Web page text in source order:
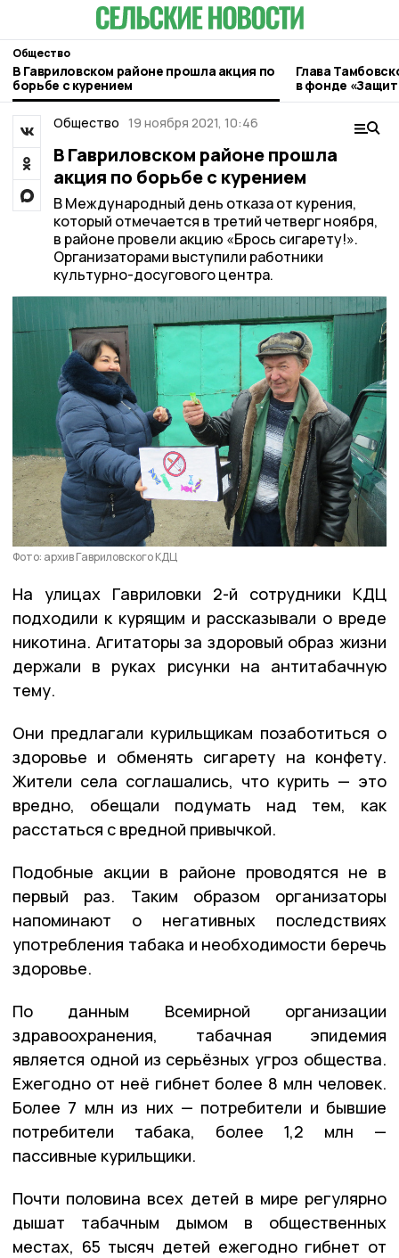
Общество
В Гавриловском районе прошла акция по
борьбе с курением
Глава
в фонде
Общество 19 ноября 2021, 10:46
В Гавриловском районе прошла
акция по борьбе с курением
В Международный день отказа от курения,
который отмечается в третий четверг ноября,
в районе провели акцию «Брось сигарету!».
Организаторами выступили работники
культурно-досугового центра.
Фото: архив Гавриловского КДЦ
На улицах Гавриловки 2-й сотрудники КДЦ
подходили к курящим и рассказывали о вреде
никотина. Агитаторы за здоровый образ жизни
держали в руках рисунки на антитабачную
тему.
Они предлагали курильщикам позаботиться о
здоровье и обменять сигарету на конфету.
Жители села соглашались, что курить — это
вредно, обещали подумать над тем, как
расстаться с вредной привычкой.
Подобные акции в районе проводятся не в
первый раз. Таким образом организаторы
напоминают о негативных последствиях
употребления табака и необходимости беречь
здоровье.
По данным Всемирной организации
здравоохранения, табачная эпидемия
является одной из серьёзных угроз общества.
Ежегодно от неё гибнет более 8 млн человек.
Более 7 млн из них — потребители и бывшие
потребители табака, более 1,2 млн —
пассивные курильщики.
Почти половина всех детей в мире регулярно
дышат табачным дымом в общественных
местах, 65 тысяч детей ежегодно гибнет от